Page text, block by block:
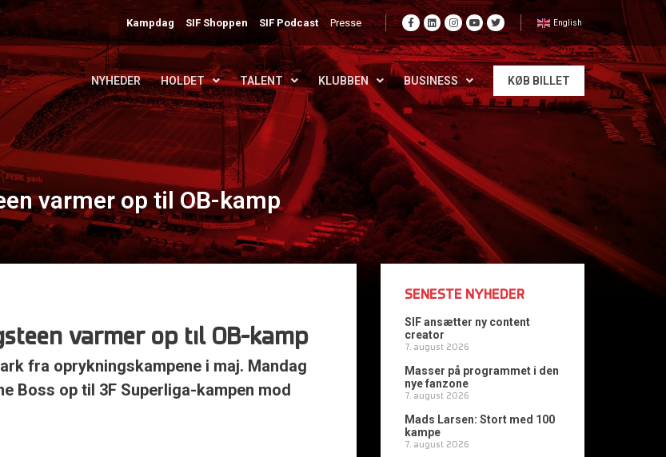
Kampdag SIF Shoppen SIF Podcast Presse English
NYHEDER HOLDET TALENT KLUBBEN BUSINESS KØB BILLET
varmer op til OB-kamp
varmer op til OB-kamp
fra oprykningskampene i maj. Mandag
Boss op til 3F Superliga-kampen mod
SENESTE NYHEDER
SIF ansætter ny content
creator
7. august 2026
Masser på programmet i den
nye fanzone
7. august 2026
Mads Larsen: Stort med 100
kampe
7. august 2026